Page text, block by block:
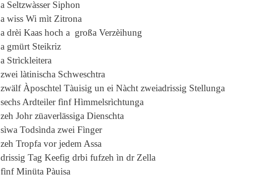
a Seltzwàsser Siphon
a wiss Wi mìt Zitrona
a drèi Kaas hoch a großa Verzèihung
a gmürt Steikriz
a Strìckleitera
zwei làtinischa Schweschtra
zwälf Àposchtel Tàuisig un ei Nàcht zweiadrissig Stellunga
sechs Ardteiler fìnf Hìmmelsrìchtunga
zeh Johr züaverlässiga Dienschta
sìwa Todsìnda zwei Fìnger
zeh Tropfa vor jedem Assa
drissig Tag Keefig drbi fufzeh ìn dr Zella
fìnf Minüta Pàuisa